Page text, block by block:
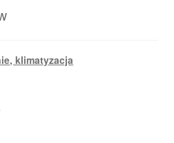
klimatyzacja